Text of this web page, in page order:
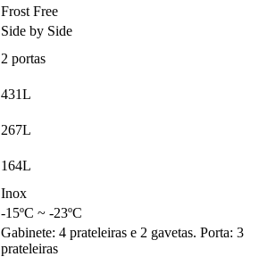
Frost Free
Side by Side
2 portas
431L
267L
164L
Inox
-15ºC ~ -23ºC
Gabinete: 4 prateleiras e 2 gavetas. Porta: 3
prateleiras